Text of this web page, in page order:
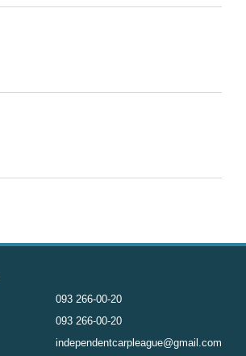
093 266-00-20
093 266-00-20
independentcarpleague@gmail.com